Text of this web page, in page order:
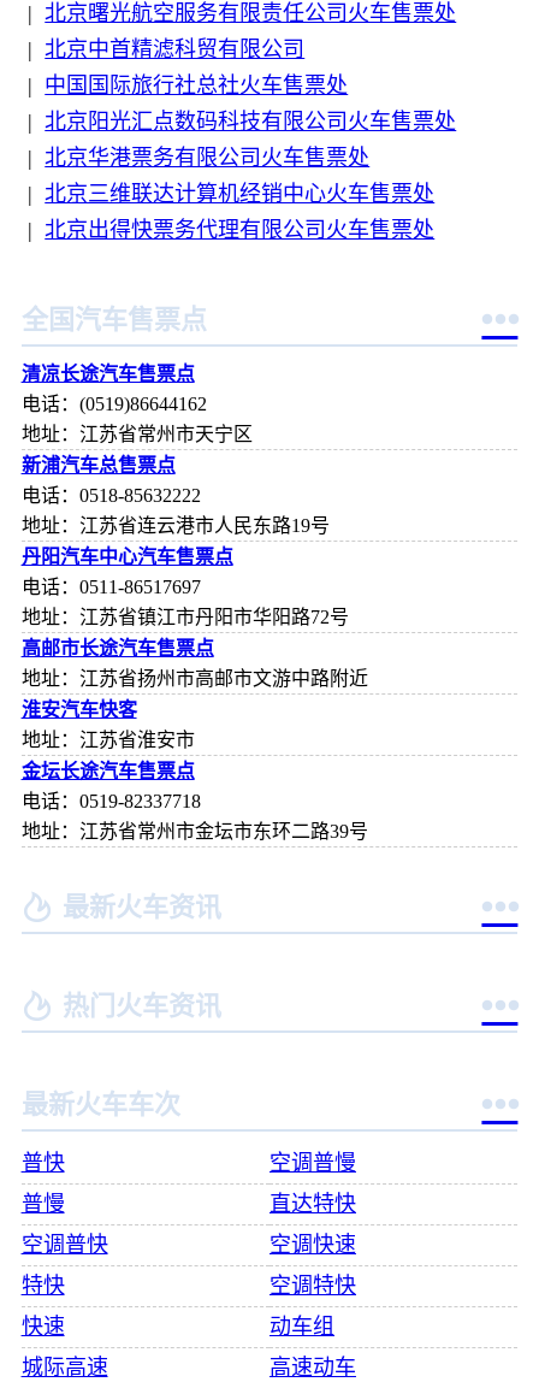
| 北京曙光航空服务有限责任公司火车售票处
| 北京中首精滤科贸有限公司
| 中国国际旅行社总社火车售票处
| 北京阳光汇点数码科技有限公司火车售票处
| 北京华港票务有限公司火车售票处
| 北京三维联达计算机经销中心火车售票处
| 北京出得快票务代理有限公司火车售票处
全国汽车售票点 
清凉长途汽车售票点
电话：(0519)86644162
地址：江苏省常州市天宁区
新浦汽车总售票点
电话：0518-85632222
地址：江苏省连云港市人民东路19号‎
丹阳汽车中心汽车售票点
电话：0511-86517697
地址：江苏省镇江市丹阳市华阳路72号
高邮市长途汽车售票点
地址：江苏省扬州市高邮市文游中路附近
淮安汽车快客
地址：江苏省淮安市
金坛长途汽车售票点
电话：0519-82337718
地址：江苏省常州市金坛市东环二路39号
 最新火车资讯 
 热门火车资讯 
最新火车车次 
普快
空调普慢
普慢
直达特快
空调普快
空调快速
特快
空调特快
快速
动车组
城际高速
高速动车